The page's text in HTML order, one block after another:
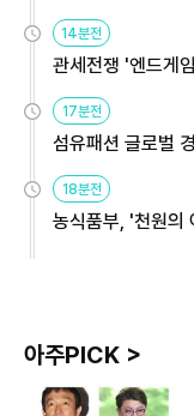
14분전
관세전쟁 '엔드게
용해야
17분전
섬유패션 글로벌
원
18분전
농식품부, '천원의
아주PICK >